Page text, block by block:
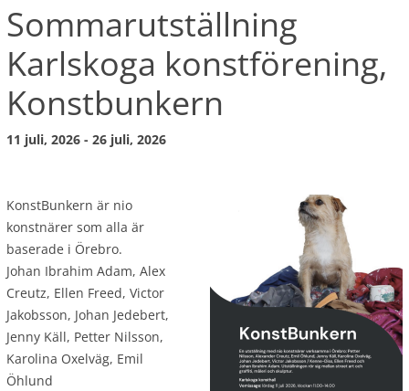
Sommarutställning
Karlskoga konstförening,
Konstbunkern
11 juli, 2026 - 26 juli, 2026
KonstBunkern är nio
konstnärer som alla är
baserade i Örebro.
Johan Ibrahim Adam, Alex
Creutz, Ellen Freed, Victor
Jakobsson, Johan Jedebert,
Jenny Käll, Petter Nilsson,
Karolina Oxelväg, Emil
Öhlund